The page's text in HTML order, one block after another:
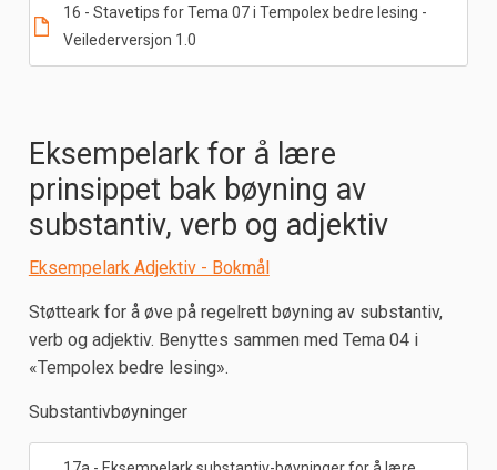
16 - Stavetips for Tema 07 i Tempolex bedre lesing -
Veilederversjon 1.0
Eksempelark for å lære
prinsippet bak bøyning av
substantiv, verb og adjektiv
Eksempelark Adjektiv - Bokmål
Støtteark for å øve på regelrett bøyning av substantiv,
verb og adjektiv. Benyttes sammen med Tema 04 i
«Tempolex bedre lesing».
Substantivbøyninger